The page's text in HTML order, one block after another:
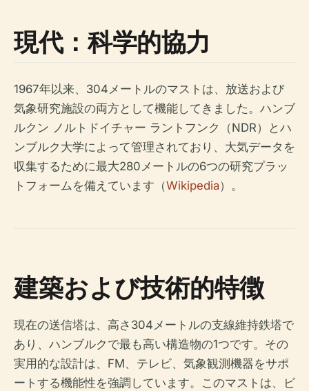
現代：科学的協力
1967年以来、304メートルのマストは、放送および
気象研究施設の両方として機能してきました。ハンブ
ルクン ノルトドイチャー ラントフンク（NDR）とハ
ンブルク大学によって管理されており、大気データを
収集するために最大280メートルの6つの研究プラッ
トフォームを備えています（Wikipedia）。
建築および技術的特徴
現在の送信塔は、高さ304メートルの支線維持鉄塔で
あり、ハンブルクで最も高い構造物の1つです。その
実用的な設計は、FM、テレビ、気象観測機器をサポ
ートする機能性を強調しています。このマストは、ビ